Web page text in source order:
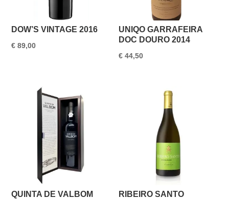
DOW’S VINTAGE 2016
€ 89,00
UNIQO GARRAFEIRA
DOC DOURO 2014
€ 44,50
QUINTA DE VALBOM
RIBEIRO SANTO